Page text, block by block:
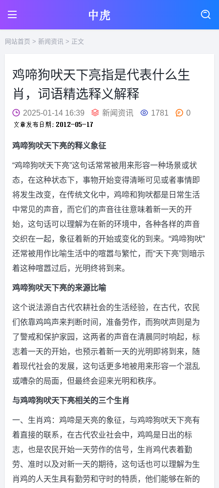
网站首页 > 新闻资讯 > 正文
鸡啼狗吠天下亮指是代表什么生
肖，词语精选释义解释
2025-01-14 16:39 新闻资讯 1781 0
鸡啼狗吠天下亮的释义象征
“鸡啼狗吠天下亮”这句话常常被用来形容一种场景或状
态，在这种状态下，事物开始变得清晰可见或者事情即
将发生改变，在传统文化中，鸡啼和狗吠都是日常生活
中常见的声音，而它们的声音往往意味着新一天的开
始，这句话可以理解为在新的环境中，各种各样的声音
交织在一起，象征着新的开始或变化的到来。“鸡啼狗吠”
还常被用作比喻生活中的喧嚣与繁忙，而“天下亮”则暗示
着这种喧嚣过后，光明终将到来。
鸡啼狗吠天下亮的来源比喻
这个说法源自古代农耕社会的生活经验，在古代，农民
们依靠鸡鸣声来判断时间，准备劳作，而狗吠声则是为
了警戒和保护家园，这两者的声音在清晨同时响起，标
志着一天的开始，也预示着新一天的光明即将到来，随
着现代社会的发展，这句话更多地被用来形容一个混乱
或嘈杂的局面，但最终会迎来光明和秩序。
与鸡啼狗吠天下亮相关的三个生肖
一、生肖鸡：鸡啼是天亮的象征，与鸡啼狗吠天下亮有
着直接的联系，在古代农业社会中，鸡鸣是日出的标
志，也是农民开始一天劳作的信号，生肖鸡代表着勤
劳、准时以及对新一天的期待，这句话也可以理解为生
肖鸡的人天生具有勤劳和守时的特质，他们能够在新的